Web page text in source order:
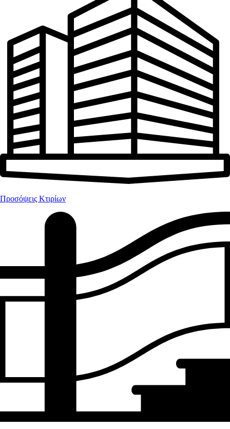
Προσόψεις Κτιρίων